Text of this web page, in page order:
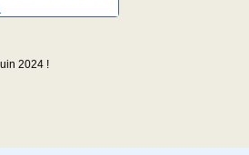
2024 !